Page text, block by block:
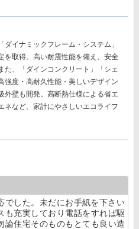
「ダイナミックフレーム・システム」
を取得。高い耐震性能を備え、安全
、
「ダインコンクリート」「シェ
強度・高耐久性能・美しいデザイン
外壁も開発。高断熱仕様による省エ
ネなど、家計にやさしいエコライフ
でした。未だにお手紙を下さい
も充実しており電話をすれば駆
論住宅そのものもとても良い造